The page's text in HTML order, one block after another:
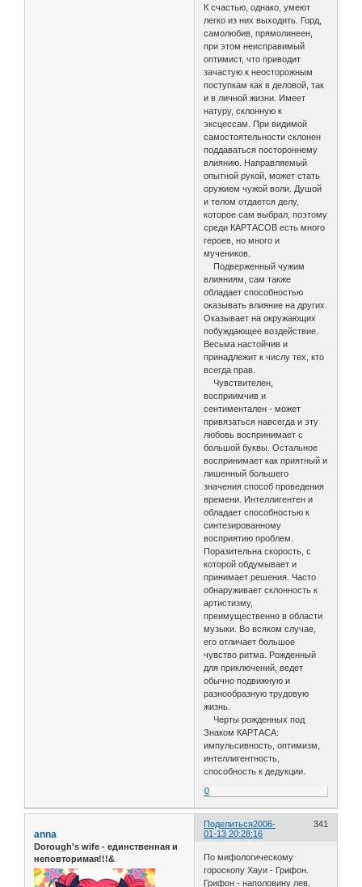
К счастью, однако, умеют
легко из них выходить. Горд,
самолюбив, прямолинеен,
при этом неисправимый
оптимист, что приводит
зачастую к неосторожным
поступкам как в деловой, так
и в личной жизни. Имеет
натуру, склонную к
эксцессам. При видимой
самостоятельности склонен
поддаваться постороннему
влиянию. Направляемый
опытной рукой, может стать
оружием чужой воли. Душой
и телом отдается делу,
которое сам выбрал, поэтому
среди КАРТАСОВ есть много
героев, но много и
мучеников.
Подверженный чужим
влияниям, сам также
обладает способностью
оказывать влияние на других.
Оказывает на окружающих
побуждающее воздействие.
Весьма настойчив и
принадлежит к числу тех, кто
всегда прав.
Чувствителен,
восприимчив и
сентиментален - может
привязаться навсегда и эту
любовь воспринимает с
большой буквы. Остальное
воспринимает как приятный и
лишенный большего
значения способ проведения
времени. Интеллигентен и
обладает способностью к
синтезированному
восприятию проблем.
Поразительна скорость, с
которой обдумывает и
принимает решения. Часто
обнаруживает склонность к
артистизму,
преимущественно в области
музыки. Во всяком случае,
его отличает большое
чувство ритма. Рожденный
для приключений, ведет
обычно подвижную и
разнообразную трудовую
жизнь.
Черты рожденных под
Знаком КАРТАСА:
импульсивность, оптимизм,
интеллигентность,
способность к дедукции.
0
Поделиться 341
2006-
01-13 20:28:16
anna
Dorough's wife - единственная и
неповторимая!!!&
По мифологическому
гороскопу Хауи - Грифон.
Грифон - наполовину лев,